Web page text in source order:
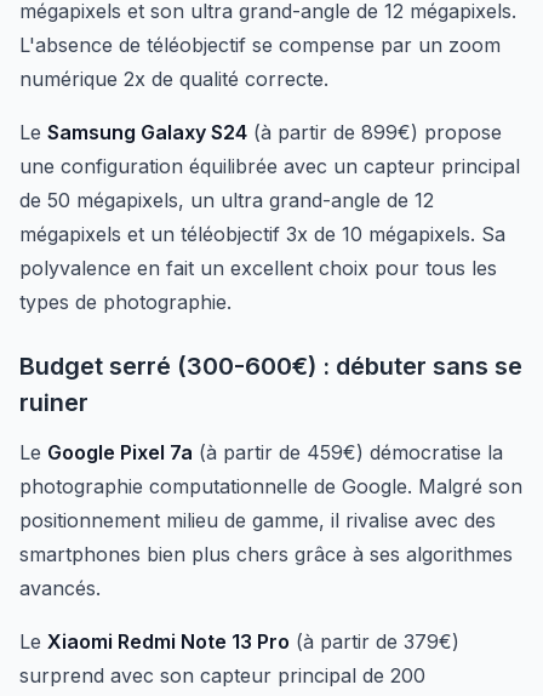
mégapixels et son ultra grand-angle de 12 mégapixels.
L'absence de téléobjectif se compense par un zoom
numérique 2x de qualité correcte.
Le Samsung Galaxy S24 (à partir de 899€) propose
une configuration équilibrée avec un capteur principal
de 50 mégapixels, un ultra grand-angle de 12
mégapixels et un téléobjectif 3x de 10 mégapixels. Sa
polyvalence en fait un excellent choix pour tous les
types de photographie.
Budget serré (300-600€) : débuter sans se
ruiner
Le Google Pixel 7a (à partir de 459€) démocratise la
photographie computationnelle de Google. Malgré son
positionnement milieu de gamme, il rivalise avec des
smartphones bien plus chers grâce à ses algorithmes
avancés.
Le Xiaomi Redmi Note 13 Pro (à partir de 379€)
surprend avec son capteur principal de 200